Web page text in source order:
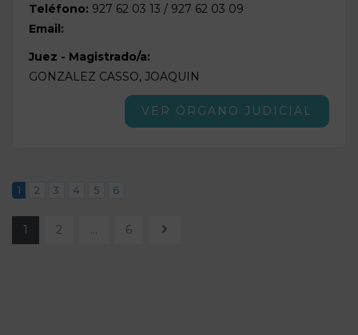
Teléfono: 927 62 03 13 / 927 62 03 09
Email:
Juez - Magistrado/a:
GONZALEZ CASSO, JOAQUIN
VER ÓRGANO JUDICIAL
1 2 3 4 5 6
1 2 … 6